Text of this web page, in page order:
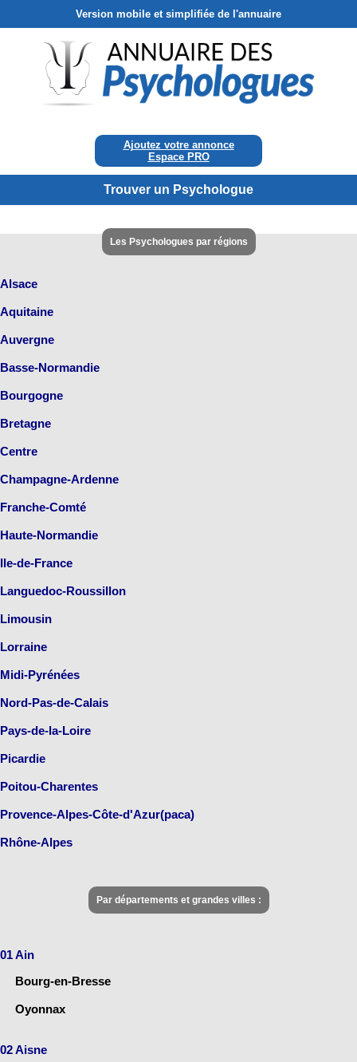
Version mobile et simplifiée de l'annuaire
Ajoutez votre annonce
Espace PRO
Trouver un Psychologue
Les Psychologues par régions
Alsace
Aquitaine
Auvergne
Basse-Normandie
Bourgogne
Bretagne
Centre
Champagne-Ardenne
Franche-Comté
Haute-Normandie
Ile-de-France
Languedoc-Roussillon
Limousin
Lorraine
Midi-Pyrénées
Nord-Pas-de-Calais
Pays-de-la-Loire
Picardie
Poitou-Charentes
Provence-Alpes-Côte-d'Azur(paca)
Rhône-Alpes
Par départements et grandes villes :
01 Ain
Bourg-en-Bresse
Oyonnax
02 Aisne